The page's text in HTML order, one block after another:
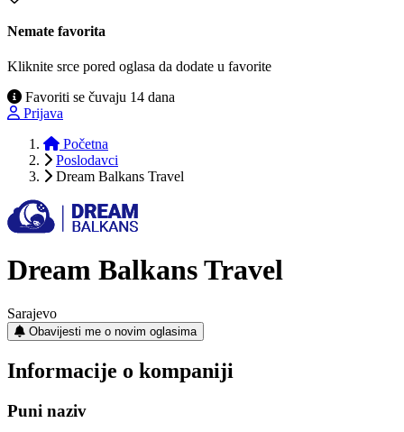
Nemate favorita
Kliknite srce pored oglasa da dodate u favorite
Favoriti se čuvaju 14 dana
Prijava
Početna
Poslodavci
Dream Balkans Travel
Dream Balkans Travel
Sarajevo
Obavijesti me o novim oglasima
Informacije o kompaniji
Puni naziv